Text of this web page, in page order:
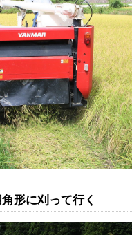
形に刈って行く